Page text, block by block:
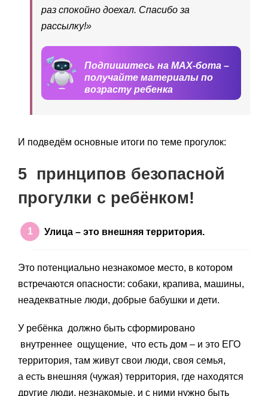
раз спокойно доехал. Спасибо за
рассылку!»
Подпишитесь на MAX-бота –
получайте материалы по
возрасту ребенка
И подведём основные итоги по теме прогулок:
5 принципов безопасной
прогулки с ребёнком!
Улица – это внешняя территория.
Это потенциально незнакомое место, в котором
встречаются опасности: собаки, крапива, машины,
неадекватные люди, добрые бабушки и дети.
У ребёнка должно быть сформировано
внутреннее ощущение, что есть дом – и это ЕГО
территория, там живут свои люди, своя семья,
а есть внешняя (чужая) территория, где находятся
другие люди, незнакомые, и с ними нужно быть